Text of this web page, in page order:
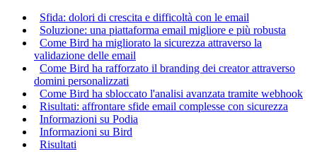
Sfida: dolori di crescita e difficoltà con le email
Soluzione: una piattaforma email migliore e più robusta
Come Bird ha migliorato la sicurezza attraverso la
validazione delle email
Come Bird ha rafforzato il branding dei creator attraverso
domini personalizzati
Come Bird ha sbloccato l'analisi avanzata tramite webhook
Risultati: affrontare sfide email complesse con sicurezza
Informazioni su Podia
Informazioni su Bird
Risultati